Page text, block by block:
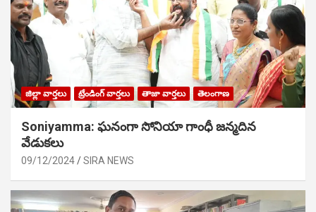
జిల్లా వార్తలు ట్రేండింగ్ వార్తలు తాజా వార్తలు తెలంగాణ
Soniyamma: ఘ‌నంగా సోనియా గాంధీ జ‌న్మ‌దిన
వేడుక‌లు
09/12/2024 SIRA NEWS